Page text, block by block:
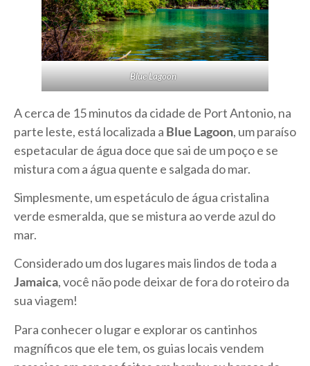
Blue Lagoon
A cerca de 15 minutos da cidade de Port Antonio, na
parte leste, está localizada a Blue Lagoon, um paraíso
espetacular de água doce que sai de um poço e se
mistura com a água quente e salgada do mar.
Simplesmente, um espetáculo de água cristalina
verde esmeralda, que se mistura ao verde azul do
mar.
Considerado um dos lugares mais lindos de toda a
Jamaica, você não pode deixar de fora do roteiro da
sua viagem!
Para conhecer o lugar e explorar os cantinhos
magníficos que ele tem, os guias locais vendem